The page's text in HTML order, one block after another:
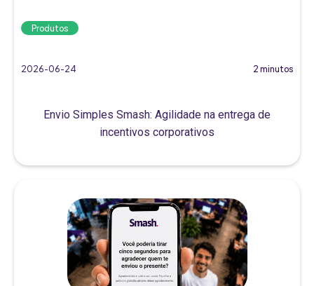
Produtos
2026-06-24 2 minutos
Envio Simples Smash: Agilidade na entrega de
incentivos corporativos